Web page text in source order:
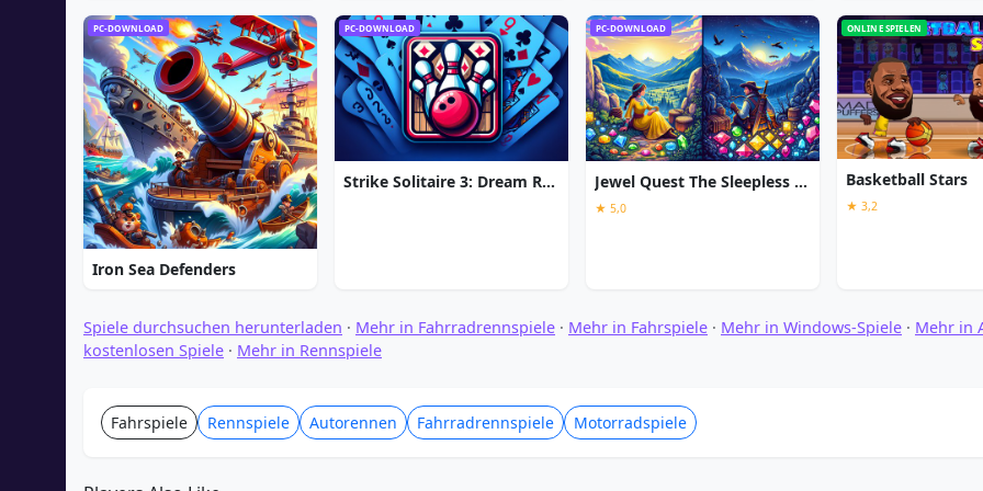
PC-DOWNLOAD
Iron Sea Defenders
PC-DOWNLOAD
Strike Solitaire 3: Dream Resort
PC-DOWNLOAD
Jewel Quest The Sleepless Star
★ 5,0
ONLINE SPIELEN
Basketball Stars
★ 3,2
Spiele durchsuchen herunterladen · Mehr in Fahrradrennspiele · Mehr in Fahrspiele · Mehr in Windows-Spiele · Mehr in
kostenlosen Spiele · Mehr in Rennspiele
Fahrspiele Rennspiele Autorennen Fahrradrennspiele Motorradspiele